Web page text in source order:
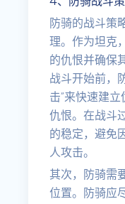
防骑的战斗策
理。作为坦克
的仇恨并确保
战斗开始前，
击”来快速建
仇恨。在战斗
的稳定，避免
人攻击。
其次，防骑需
位置。防骑应